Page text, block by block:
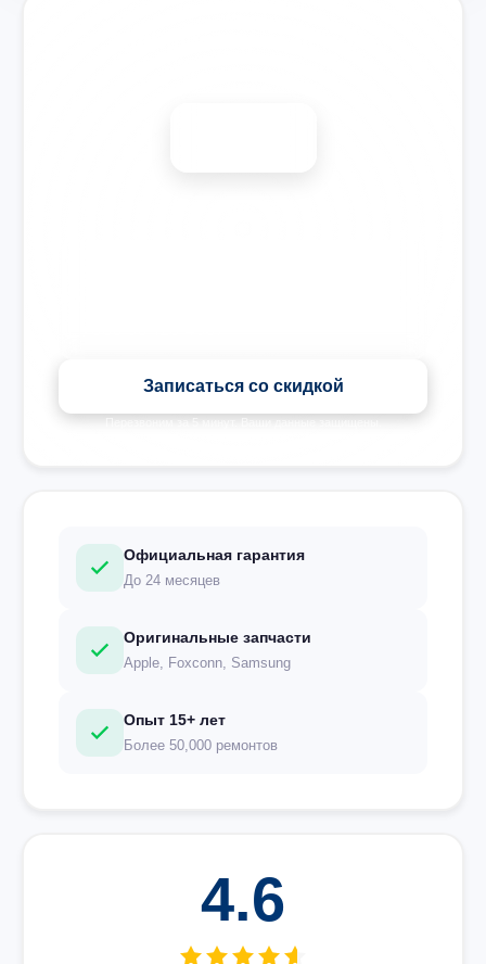
Записаться со скидкой
Перезвоним за 5 минут. Ваши данные защищены.
Официальная гарантия
До 24 месяцев
Оригинальные запчасти
Apple, Foxconn, Samsung
Опыт 15+ лет
Более 50,000 ремонтов
4.6